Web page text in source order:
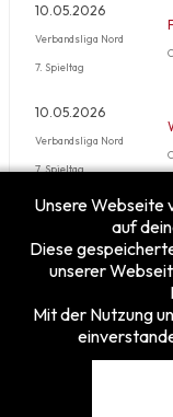
10.05.2026
Verbandsliga Nord
7. Spieltag
10.05.2026
Verbandsliga Nord
7. Spieltag
Mehr …
Besucherzähler
Heute
Unsere Webseite
auf
Diese
unserer
Mit der Nutzung